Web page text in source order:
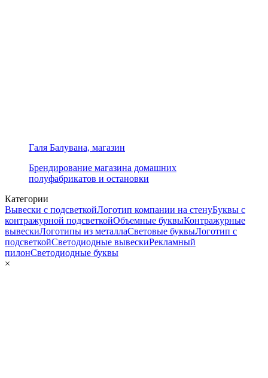
Галя Балувана, магазин
Брендирование магазина домашних
полуфабрикатов и остановки
Категории
Вывески с подсветкойЛоготип компании на стенуБуквы с
контражурной подсветкойОбъемные буквыКонтражурные
вывескиЛоготипы из металлаСветовые буквыЛоготип с
подсветкойСветодиодные вывескиРекламный
пилонСветодиодные буквы
×